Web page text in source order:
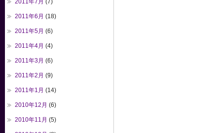
2011年7月 (7)
2011年6月 (18)
2011年5月 (6)
2011年4月 (4)
2011年3月 (6)
2011年2月 (9)
2011年1月 (14)
2010年12月 (6)
2010年11月 (5)